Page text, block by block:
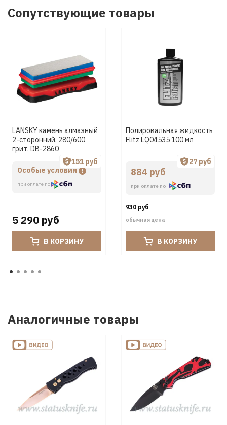
Сопутствующие товары
LANSKY камень алмазный
2-сторонний, 280/600
грит. DB-2860
Особые условия
при оплате по
151 руб
5 290 руб
В КОРЗИНУ
Полировальная жидкость
Flitz LQ04535 100 мл
884 руб
при оплате по
27 руб
930 руб
обычная цена
В КОРЗИНУ
Аналогичные товары